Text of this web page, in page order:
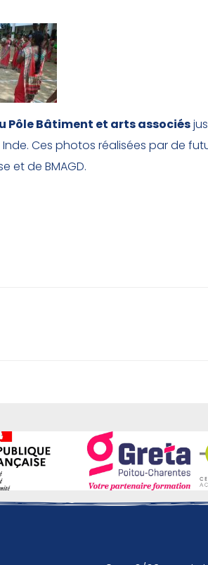
Pôle Bâtiment et arts associés
Ces photos réalisées par de
et de BMAGD.